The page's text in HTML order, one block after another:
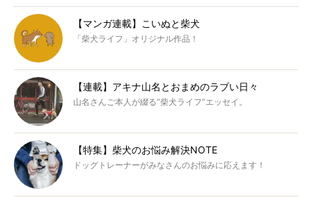
【マンガ連載】こいぬと柴犬
「柴犬ライフ」オリジナル作品！
【連載】アキナ山名とおまめのラブい日々
山名さんご本人が綴る“柴犬ライフ”エッセイ。
【特集】柴犬のお悩み解決NOTE
ドッグトレーナーがみなさんのお悩みに応えます！